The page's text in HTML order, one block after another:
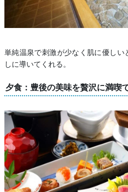
単純温泉で刺激が少なく肌に優しい
しに導いてくれる。
夕食：豊後の美味を贅沢に満喫